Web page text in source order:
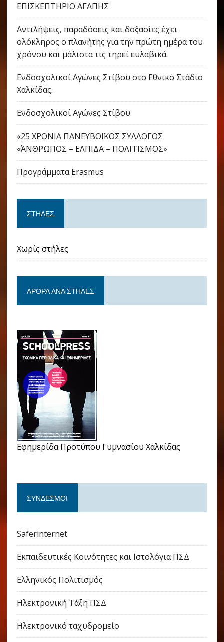
ΕΠΙΣΚΕΠΤΗΡΙΟ ΑΓΑΠΗΣ
Αντιλήψεις, παραδόσεις και δοξασίες έχει
ολόκληρος ο πλανήτης για την πρώτη ημέρα του
χρόνου και μάλιστα τις τηρεί ευλαβικά.
Ενδοσχολικοί Αγώνες Στίβου στο Εθνικό Στάδιο
Χαλκίδας.
Ενδοσχολικοί Αγώνες Στίβου
«25 ΧΡΟΝΙΑ ΠΑΝΕΥΒΟΪΚΟΣ ΣΥΛΛΟΓΟΣ
«ΆΝΘΡΩΠΟΣ – ΕΛΠΙΔΑ – ΠΟΛΙΤΙΣΜΟΣ»
Προγράμματα Erasmus
ΣΤΉΛΕΣ
Χωρίς στήλες
ΆΡΘΡΑ ΑΝΆ ΣΤΉΛΕΣ
Εφημερίδα Προτύπου Γυμνασίου Χαλκίδας
ΣΎΝΔΕΣΜΟΙ
Saferinternet
Εκπαιδευτικές Κοινότητες και Ιστολόγια ΠΣΔ
Ελληνικός Πολιτισμός
Ηλεκτρονική Τάξη ΠΣΔ
Ηλεκτρονικό ταχυδρομείο